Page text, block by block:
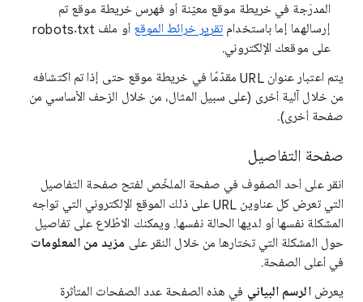
المدرَجة في خريطة موقع معيّنة أو فهرس خريطة موقع تم
إرسالهما إما باستخدام تقرير خرائط الموقع
أو ملف robots.txt
على موقعك الإلكتروني.
يتم اعتبار عنوان URL مقدّمًا في خريطة موقع حتى إذا تم اكتشافه
من خلال آلية أخرى (على سبيل المثال، من خلال الزحف الأساسي من
صفحة أخرى).
صفحة التفاصيل
انقر على أحد الصفوف في صفحة الملخّص لفتح صفحة التفاصيل
التي تعرض كل عناوين URL على ذلك الموقع الإلكتروني التي تواجه
المشكلة نفسها أو لديها الحالة نفسها. ويمكنك الاطّلاع على تفاصيل
حول المشكلة التي تختارها من خلال النقر على مزيد من المعلومات
في أعلى الصفحة.
يعرضالرسم البياني في هذه الصفحة عدد الصفحات المتأثرة